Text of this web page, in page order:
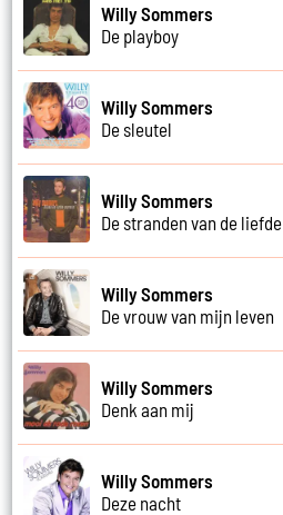
Willy Sommers
De playboy
Willy Sommers
De sleutel
Willy Sommers
De stranden van de liefde
Willy Sommers
De vrouw van mijn leven
Willy Sommers
Denk aan mij
Willy Sommers
Deze nacht